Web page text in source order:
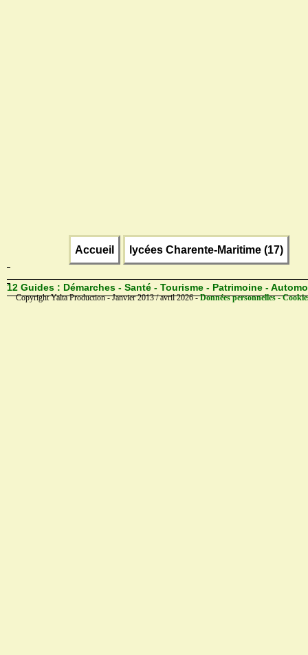
Accueil lycées Charente-Maritime (17)
12 Guides : Démarches - Santé - Tourisme - Patrimoine -
Copyright Yalta Production - Janvier 2013 / avril 2026 -Données personnelles -